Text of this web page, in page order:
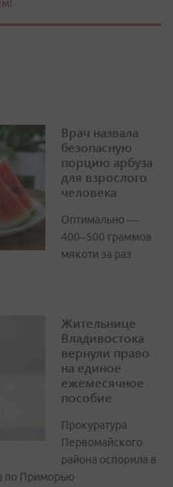
Врач назвала
безопасную
порцию арбуза
для взрослого
человека
Оптимально —
400–500 граммов
мякоти за раз
Жительнице
Владивостока
вернули право
на единое
ежемесячное
пособие
Прокуратура
Первомайского
района оспорила в
по Приморью